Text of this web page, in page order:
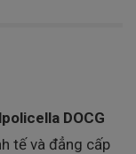
DOCG
tế và đẳng cấp